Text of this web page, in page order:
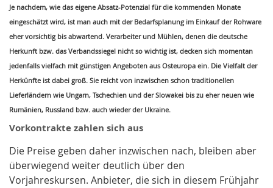
Je nachdem, wie das eigene Absatz-Potenzial für die kommenden Monate
eingeschätzt wird, ist man auch mit der Bedarfsplanung im Einkauf der Rohware
eher vorsichtig bis abwartend. Verarbeiter und Mühlen, denen die deutsche
Herkunft bzw. das Verbandssiegel nicht so wichtig ist, decken sich momentan
jedenfalls vielfach mit günstigen Angeboten aus Osteuropa ein. Die Vielfalt der
Herkünfte ist dabei groß. Sie reicht von inzwischen schon traditionellen
Lieferländern wie Ungarn, Tschechien und derSlowakei bis zu eher neuen wie
Rumänien, Russland bzw. auch wieder der Ukraine.
Vorkontrakte zahlen sich aus
Die Preise geben daher inzwischen nach, bleiben aber
überwiegend weiter deutlich über den
Vorjahreskursen. Anbieter, die sich in diesem Frühjahr